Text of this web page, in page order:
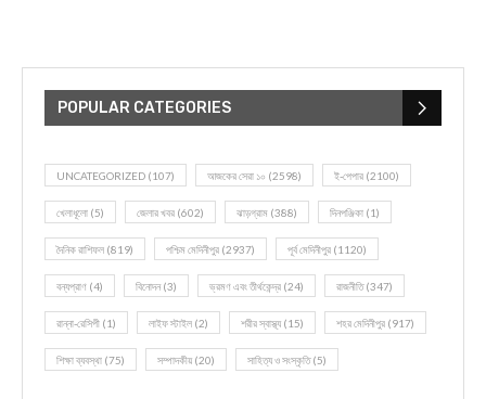
POPULAR CATEGORIES
UNCATEGORIZED (107) আজকের সেরা ১০ (2598) ই-পেপার (2100)
খেলাধূলো (5) জেলার খবর (602) ঝাড়গ্রাম (388) দিনপঞ্জিকা (1)
দৈনিক রাশিফল (819) পশ্চিম মেদিনীপুর (2937) পূর্ব মেদিনীপুর (1120)
বন্যপ্রাণ (4) বিনোদন(3) ভ্রমণ এবং তীর্থকেন্দ্র (24) রাজনীতি(347)
রান্না-রেসিপী (1) লাইফ স্টাইল (2) শরীর স্বাস্থ্য (15) শহর মেদিনীপুর (917)
শিক্ষা ব্যবস্থা (75) সম্পাদকীয় (20) সাহিত্য ও সংস্কৃতি(5)